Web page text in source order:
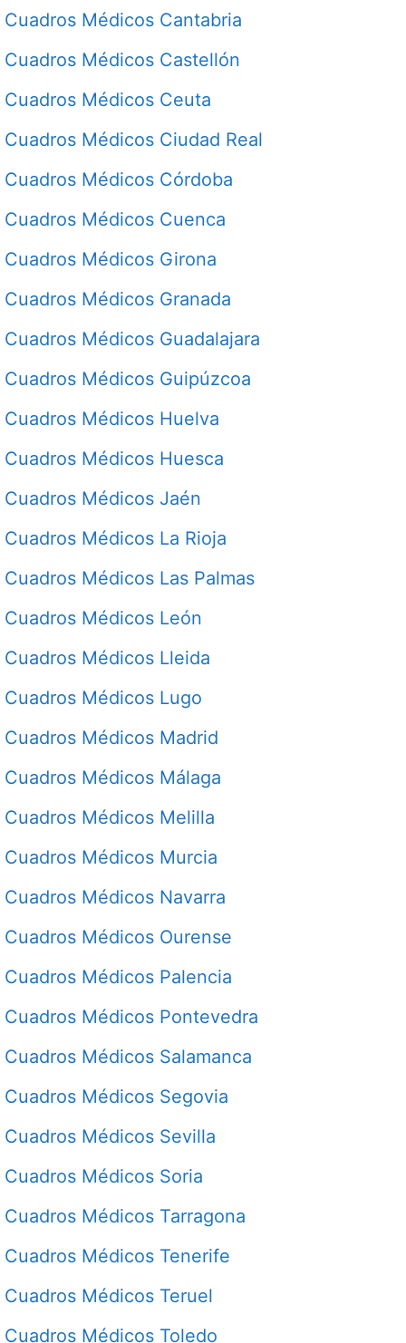
Cuadros Médicos Cantabria
Cuadros Médicos Castellón
Cuadros Médicos Ceuta
Cuadros Médicos Ciudad Real
Cuadros Médicos Córdoba
Cuadros Médicos Cuenca
Cuadros Médicos Girona
Cuadros Médicos Granada
Cuadros Médicos Guadalajara
Cuadros Médicos Guipúzcoa
Cuadros Médicos Huelva
Cuadros Médicos Huesca
Cuadros Médicos Jaén
Cuadros Médicos La Rioja
Cuadros Médicos Las Palmas
Cuadros Médicos León
Cuadros Médicos Lleida
Cuadros Médicos Lugo
Cuadros Médicos Madrid
Cuadros Médicos Málaga
Cuadros Médicos Melilla
Cuadros Médicos Murcia
Cuadros Médicos Navarra
Cuadros Médicos Ourense
Cuadros Médicos Palencia
Cuadros Médicos Pontevedra
Cuadros Médicos Salamanca
Cuadros Médicos Segovia
Cuadros Médicos Sevilla
Cuadros Médicos Soria
Cuadros Médicos Tarragona
Cuadros Médicos Tenerife
Cuadros Médicos Teruel
Cuadros Médicos Toledo